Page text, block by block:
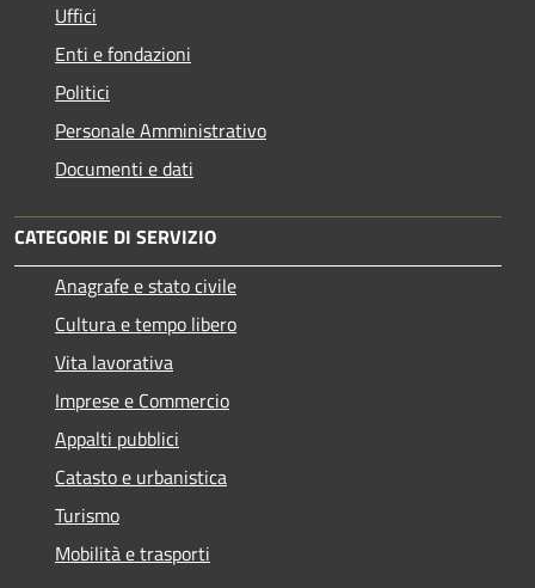
Uffici
Enti e fondazioni
Politici
Personale Amministrativo
Documenti e dati
CATEGORIE DI SERVIZIO
Anagrafe e stato civile
Cultura e tempo libero
Vita lavorativa
Imprese e Commercio
Appalti pubblici
Catasto e urbanistica
Turismo
Mobilità e trasporti